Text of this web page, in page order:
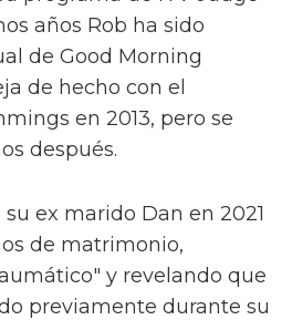
años Rob ha sido
de Good Morning
de hecho con el
en 2013, pero se
después.
ex marido Dan en 2021
de matrimonio,
y revelando que
previamente durante su